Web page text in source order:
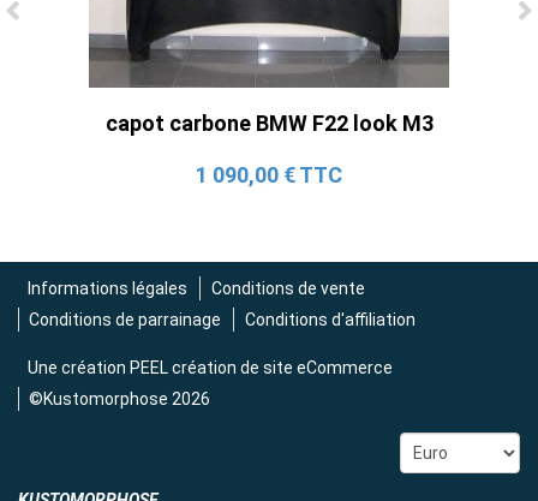
Ligne Cat-Back Active 4 Sorties avec
Tube en H pour Ford Mustang GT & V6
(2015-2023)
2 690,00 € TTC
capot carbone BMW F22 look M3
1 090,00 € TTC
Informations légales
Conditions de vente
Conditions de parrainage
Conditions d'affiliation
Une création PEEL création de site eCommerce
©Kustomorphose 2026